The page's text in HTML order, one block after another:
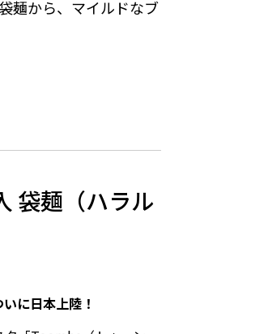
麺から、マイルドなブ
袋麺（ハラル
に日本上陸！